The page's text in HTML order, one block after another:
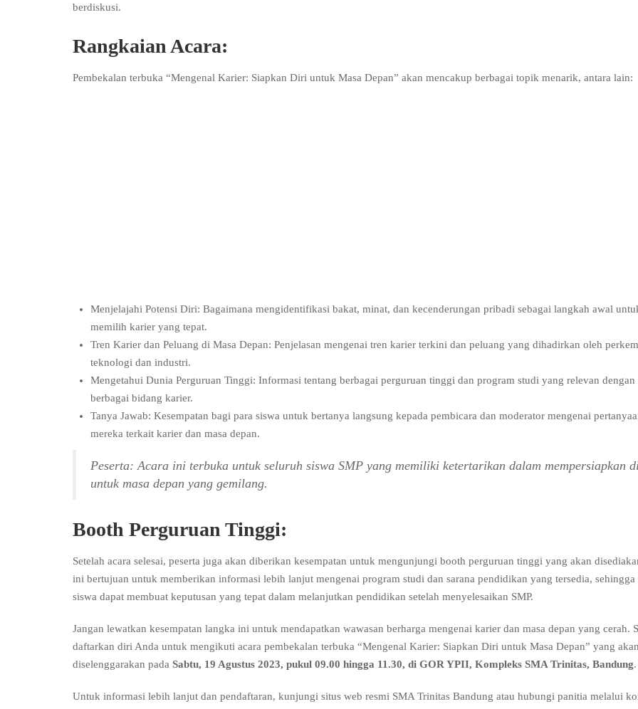
berdiskusi.
Rangkaian Acara:
Pembekalan terbuka “Mengenal Karier: Siapkan Diri untuk Masa Depan” akan mencakup berbagai topik menarik, antara lain:
Menjelajahi Potensi Diri: Bagaimana mengidentifikasi bakat, minat, dan kecenderungan pribadi sebagai langkah awal
memilih karier yang tepat.
Tren Karier dan Peluang di Masa Depan: Penjelasan mengenai tren karier terkini dan peluang yang dihadirkan oleh
teknologi dan industri.
Mengetahui Dunia Perguruan Tinggi: Informasi tentang berbagai perguruan tinggi dan program studi yang relevan dengan
berbagai bidang karier.
Tanya Jawab: Kesempatan bagi para siswa untuk bertanya langsung kepada pembicara dan moderator mengenai
mereka terkait karier dan masa depan.
Peserta: Acara ini terbuka untuk seluruh siswa SMP yang memiliki ketertarikan dalam mempersiapkan
untuk masa depan yang gemilang.
Booth Perguruan Tinggi:
Setelah acara selesai, peserta juga akan diberikan kesempatan untuk mengunjungi booth perguruan tinggi yang akan
ini bertujuan untuk memberikan informasi lebih lanjut mengenai program studi dan sarana pendidikan yang tersedia, sehingga
siswa dapat membuat keputusan yang tepat dalam melanjutkan pendidikan setelah menyelesaikan SMP.
Jangan lewatkan kesempatan langka ini untuk mendapatkan wawasan berharga mengenai karier dan masa depan yang cerah.
daftarkan diri Anda untuk mengikuti acara pembekalan terbuka “Mengenal Karier: Siapkan Diri untuk Masa Depan” yang
diselenggarakan pada Sabtu, 19 Agustus 2023, pukul 09.00 hingga 11.30, di GOR YPII, Kompleks SMA Trinitas, Bandung.
Untuk informasi lebih lanjut dan pendaftaran, kunjungi situs web resmi SMA Trinitas Bandung atau hubungi panitia melalui